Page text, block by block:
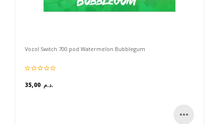
Vozol Switch 700 pod Watermelon Bubblegum
35,00 د.م.